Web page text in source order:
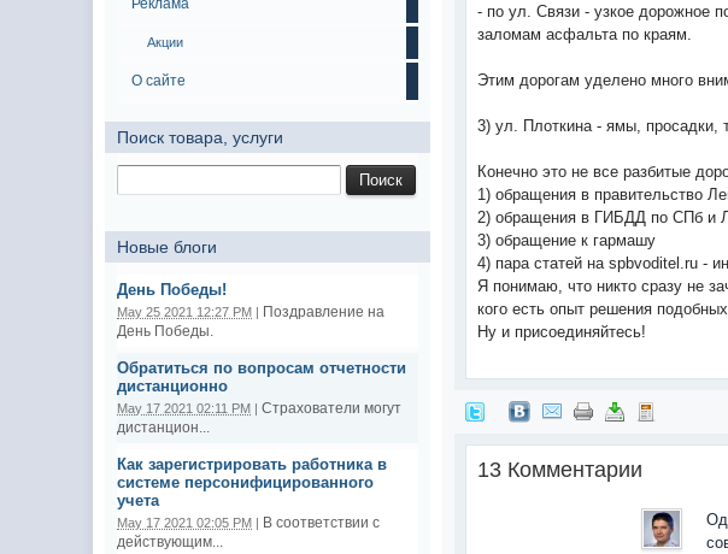
Реклама
Акции
О сайте
Поиск товара, услуги
Новые блоги
День Победы!
May 25 2021 12:27 PM | Поздравление на
День Победы.
Обратиться по вопросам отчетности
дистанционно
May 17 2021 02:11 PM |Страхователи могут
дистанцион...
Как зарегистрировать работника в
системе персонифицированного
учета
May 17 2021 02:05 PM | В соответствии с
действующим...
- по ул. Связи - узкое дорожное
заломам асфальта по краям.
Этим дорогам уделено много
3) ул. Плоткина - ямы, просадки,
Конечно это не все разбитые
1) обращения в правительство
2) обращения в ГИБДД по СПб и
3) обращение к гармашу
4) пара статей на spbvoditel.ru -
Я понимаю, что никто сразу не
кого есть опыт решения
Ну и присоединяйтесь!
13 Комментарии